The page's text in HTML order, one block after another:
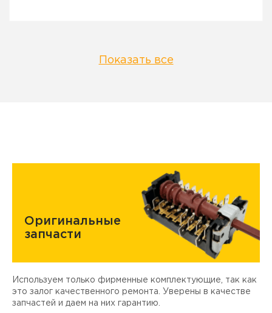
Показать все
Оригинальные
запчасти
Используем только фирменные комплектующие, так как
это залог качественного ремонта. Уверены в качестве
запчастей и даем на них гарантию.